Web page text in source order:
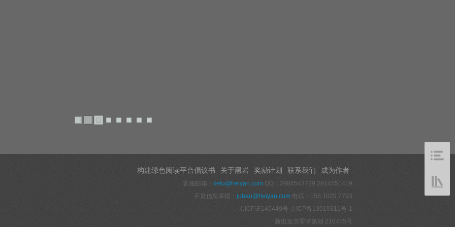
构建绿色阅读平台倡议书 关于黑岩 奖励计划 联系我们 成为作者
客服邮箱： kefu@heiyan.com QQ：2984543729 2814551419
不良信息举报： jubao@heiyan.com 电话：158 1029 7793
京ICP证140449号 京ICP备13019311号-1
新出发京零字第朝 210455号